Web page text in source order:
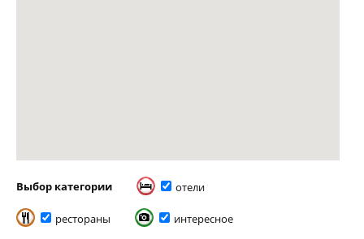
Выбор категории отели
рестораны интересное